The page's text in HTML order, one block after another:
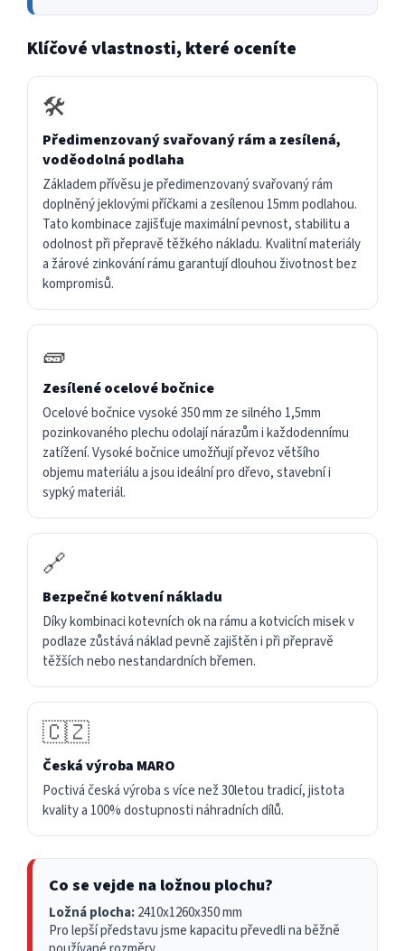
Klíčové vlastnosti, které oceníte
🛠️
Předimenzovaný svařovaný rám a zesílená,
voděodolná podlaha
Základem přívěsu je předimenzovaný svařovaný rám
doplněný jeklovými příčkami a zesílenou 15mm podlahou.
Tato kombinace zajišťuje maximální pevnost, stabilitu a
odolnost při přepravě těžkého nákladu. Kvalitní materiály
a žárové zinkování rámu garantují dlouhou životnost bez
kompromisů.
🧱
Zesílené ocelové bočnice
Ocelové bočnice vysoké 350 mm ze silného 1,5mm
pozinkovaného plechu odolají nárazům i každodennímu
zatížení. Vysoké bočnice umožňují převoz většího
objemu materiálu a jsou ideální pro dřevo, stavební i
sypký materiál.
🔗
Bezpečné kotvení nákladu
Díky kombinaci kotevních ok na rámu a kotvicích misek v
podlaze zůstává náklad pevně zajištěn i při přepravě
těžších nebo nestandardních břemen.
🇨🇿
Česká výroba MARO
Poctivá česká výroba s více než 30letou tradicí, jistota
kvality a 100% dostupnosti náhradních dílů.
Co se vejde na ložnou plochu?
Ložná plocha:2410x1260x350 mm
Pro lepší představu jsme kapacitu převedli na běžně